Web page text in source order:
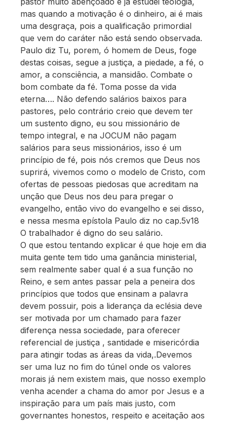
mas quando a motivação é o dinheiro, ai é mais
uma desgraça, pois a qualificação primordial
que vem do caráter não está sendo observada.
Paulo diz Tu, porem, ó homem de Deus, foge
destas coisas, segue a justiça, a piedade, a fé, o
amor, a consciência, a mansidão. Combate o
bom combate da fé. Toma posse da vida
eterna…. Não defendo salários baixos para
pastores, pelo contrário creio que devem ter
um sustento digno, eu sou missionário de
tempo integral, e na JOCUM não pagam
salários para seus missionários, isso é um
princípio de fé, pois nós cremos que Deus nos
suprirá, vivemos como o modelo de Cristo, com
ofertas de pessoas piedosas que acreditam na
unção que Deus nos deu para pregar o
evangelho, então vivo do evangelho e sei disso,
e nessa mesma epístola Paulo diz no cap.5v18
O trabalhador é digno do seu salário.
O que estou tentando explicar é que hoje em dia
muita gente tem tido uma ganância ministerial,
sem realmente saber qual é a sua função no
Reino, e sem antes passar pela a peneira dos
princípios que todos que ensinam a palavra
devem possuir, pois a liderança da eclésia deve
ser motivada por um chamado para fazer
diferença nessa sociedade, para oferecer
referencial de justiça , santidade e misericórdia
para atingir todas as áreas da vida,.Devemos
ser uma luz no fim do túnel onde os valores
morais já nem existem mais, que nosso exemplo
venha acender a chama do amor por Jesus e a
inspiração para um país mais justo, com
governantes honestos, respeito e aceitação aos